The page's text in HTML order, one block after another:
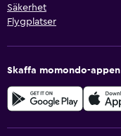
Säkerhet
Flygplatser
Skaffa momondo-appen